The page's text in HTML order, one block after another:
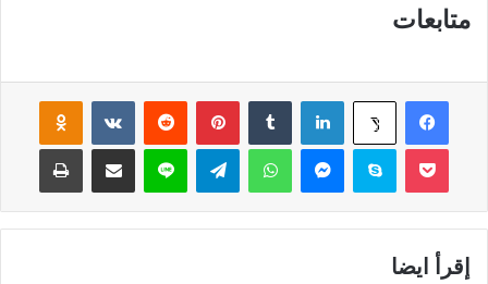
متابعات
فيسبوك ‫X لينكدإن بينتيريست
سكايب واتساب لاين
إقرأ ايضا